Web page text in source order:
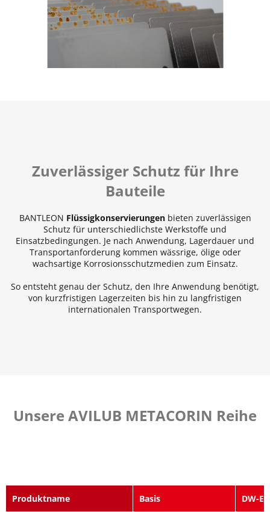
Zuverlässiger Schutz für Ihre
Bauteile
BANTLEON Flüssigkonservierungenbieten zuverlässigen
Schutz für unterschiedlichste Werkstoffe und
Einsatzbedingungen. Je nach Anwendung, Lagerdauer und
Transportanforderung kommen wässrige, ölige oder
wachsartige Korrosionsschutzmedien zum Einsatz.
So entsteht genau der Schutz, den Ihre Anwendung benötigt,
von kurzfristigen Lagerzeiten bis hin zu langfristigen
internationalen Transportwegen.
Unsere AVILUB METACORIN Reihe
Produktname Basis DW-